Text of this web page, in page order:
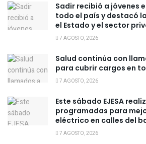
Sadir recibió a jóvenes
todo el país y destacó
el Estado y el sector
7 AGOSTO, 2026
Salud continúa con
para cubrir cargos en
7 AGOSTO, 2026
Este sábado EJESA
programadas para
eléctrico en calles del
7 AGOSTO, 2026